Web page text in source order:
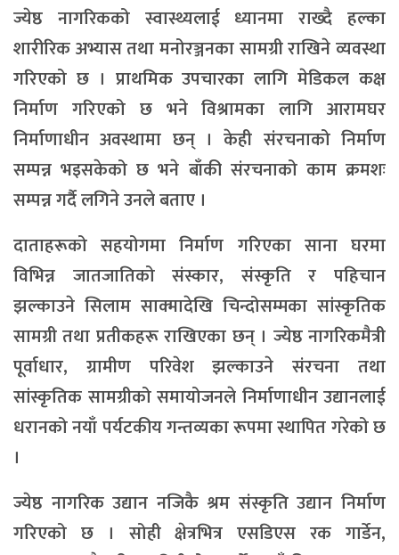
ज्येष्ठ नागरिकको स्वास्थ्यलाई ध्यानमा राख्दै हल्का
शारीरिक अभ्यास तथा मनोरञ्जनका सामग्री राखिने व्यवस्था
गरिएको छ । प्राथमिक उपचारका लागि मेडिकल कक्ष
निर्माण गरिएको छ भने विश्रामका लागि आरामघर
निर्माणाधीन अवस्थामा छन् । केही संरचनाको निर्माण
सम्पन्न भइसकेको छ भने बाँकी संरचनाको काम क्रमशः
सम्पन्न गर्दै लगिने उनले बताए ।
दाताहरूको सहयोगमा निर्माण गरिएका साना घरमा
विभिन्न जातजातिको संस्कार, संस्कृति र पहिचान
झल्काउने सिलाम साक्मादेखि चिन्दोसम्मका सांस्कृतिक
सामग्री तथा प्रतीकहरू राखिएका छन् । ज्येष्ठ नागरिकमैत्री
पूर्वाधार, ग्रामीण परिवेश झल्काउने संरचना तथा
सांस्कृतिक सामग्रीको समायोजनले निर्माणाधीन उद्यानलाई
धरानको नयाँ पर्यटकीय गन्तव्यका रूपमा स्थापित गरेको छ
।
ज्येष्ठ नागरिक उद्यान नजिकै श्रम संस्कृति उद्यान निर्माण
गरिएको छ । सोही क्षेत्रभित्र एसडिएस रक गार्डेन,